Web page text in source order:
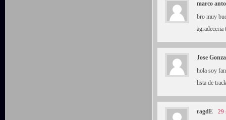
marco
bro muy
agradeceria
Jose
hola soy
lista de
ragdE 29